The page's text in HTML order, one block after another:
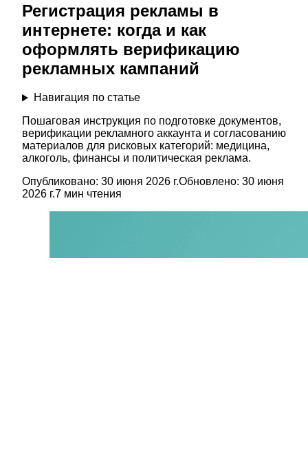
Регистрация рекламы в
интернете: когда и как
оформлять верификацию
рекламных кампаний
Навигация по статье
Пошаговая инструкция по подготовке документов,
верификации рекламного аккаунта и согласованию
материалов для рисковых категорий: медицина,
алкоголь, финансы и политическая реклама.
Опубликовано: 30 июня 2026 г.Обновлено: 30 июня
2026 г.7 мин чтения